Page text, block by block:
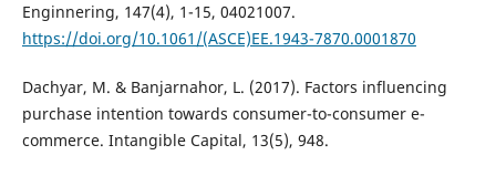
Enginnering, 147(4), 1-15, 04021007.
https://doi.org/10.1061/(ASCE)EE.1943-7870.0001870
Dachyar, M. & Banjarnahor, L. (2017). Factors influencing
purchase intention towards consumer-to-consumer e-
commerce. Intangible Capital, 13(5), 948.